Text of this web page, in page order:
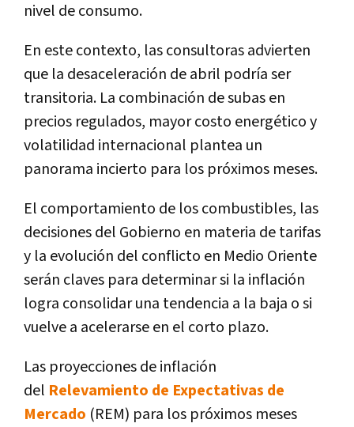
nivel de consumo.
En este contexto, las consultoras advierten
que la desaceleración de abril podría ser
transitoria. La combinación de subas en
precios regulados, mayor costo energético y
volatilidad internacional plantea un
panorama incierto para los próximos meses.
El comportamiento de los combustibles, las
decisiones del Gobierno en materia de tarifas
y la evolución del conflicto en Medio Oriente
serán claves para determinar si la inflación
logra consolidar una tendencia a la baja o si
vuelve a acelerarse en el corto plazo.
Las proyecciones de inflación
del Relevamiento de Expectativas de
Mercado (REM) para los próximos meses